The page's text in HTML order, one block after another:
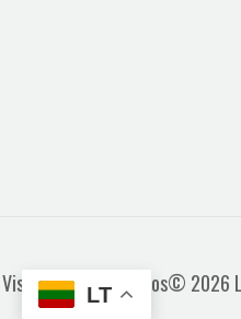
Visos teisės saugomos© 2026
LT